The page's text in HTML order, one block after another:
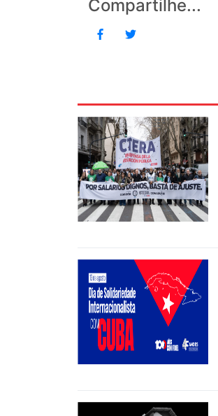
Compartilhe...